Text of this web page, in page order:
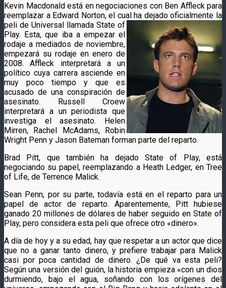
Kevin Macdonald está en negociaciones con Ben Affleck para
reemplazar a Edward Norton, el cual ha dejado oficialmente la
peli de Universal llamada State of
Play. Esta, que iba a empezar el
rodaje a mediados de noviembre,
empezará su rodaje en enero de
2008. Affleck interpretará a un
político cuya carrera asciende en
muy poco tiempo y que es
acusado de una conspiración de
asesinato. Russell Croew
interpretará a un periodista que
investiga el asesinato. Helen
Mirren, Rachel McAdams, Robin
Wright Penn y Jason Bateman forman parte del reparto.
Brad Pitt, que también ha dejado State of Play, está
negociando su papel, reemplazando a Heath Ledger, en Tree
of Life, de Terrence Malick.
Sean Penn, por su parte, todavía está en el reparto para un
papel de actor de reparto. Aparentemente, Pitt hubiese
ganado 20 millones de dólares de haber seguido en State of
Play, pero considera esta peli que ofrece otro «dinero».
A día de hoy y a su edad, hay que respetar a un actor que dice
que no a ganar tanto dinero, y prefiere trabajar para Malick
casi por poca cantidad de dinero. ¿De qué va esta peli?
Según una versión del guión, la historia empieza «con un dios
durmiendo, bajo el agua, soñando con los orígenes del